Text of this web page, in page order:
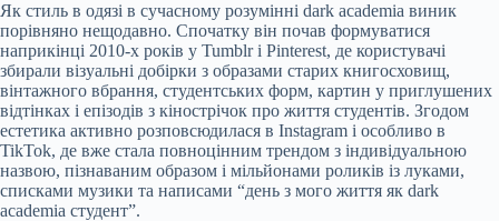
Як стиль в одязі в сучасному розумінні dark academia виник
порівняно нещодавно. Спочатку він почав формуватися
наприкінці 2010-х років у Tumblr і Pinterest, де користувачі
збирали візуальні добірки з образами старих книгосховищ,
вінтажного вбрання, студентських форм, картин у приглушених
відтінках і епізодів з кінострічок про життя студентів. Згодом
естетика активно розповсюдилася в Instagram і особливо в
TikTok, де вже стала повноцінним трендом з індивідуальною
назвою, пізнаваним образом і мільйонами роликів із луками,
списками музики та написами “день з мого життя як dark
academia студент”.